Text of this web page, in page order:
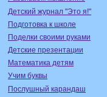
Детский журнал "Это я!"
Подготовка к школе
Поделки своими руками
Детские презентации
Математика детям
Учим буквы
Послушный карандаш